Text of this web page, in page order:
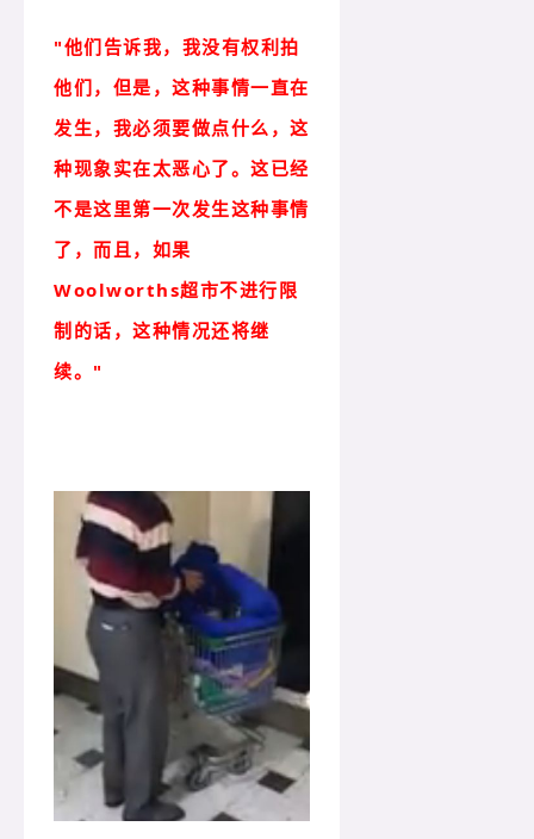
"他们告诉我，我没有权利拍
他们，但是，这种事情一直在
发生，我必须要做点什么，这
种现象实在太恶心了。这已经
不是这里第一次发生这种事情
了，而且，如果
Woolworths超市不进行限
制的话，这种情况还将继
续。"